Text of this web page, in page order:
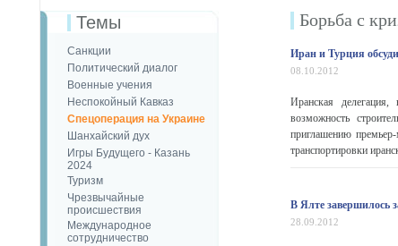
Темы
Санкции
Политический диалог
Военные учения
Неспокойный Кавказ
Спецоперация на Украине
Шанхайский дух
Игры Будущего - Казань
2024
Туризм
Чрезвычайные
происшествия
Международное
сотрудничество
Борьба с
Иран и Турция
08.10.2012
Иранская
возможность
приглашению
транспортировки
В Ялте завершилось
28.09.2012